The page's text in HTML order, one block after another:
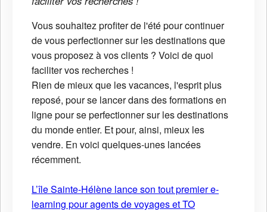
Vous souhaitez profiter de l'été pour continuer
de vous perfectionner sur les destinations que
vous proposez à vos clients ? Voici de quoi
faciliter vos recherches !
Rien de mieux que les vacances, l'esprit plus
reposé, pour se lancer dans des formations en
ligne pour se perfectionner sur les destinations
du monde entier. Et pour, ainsi, mieux les
vendre. En voici quelques-unes lancées
récemment.
L’île Sainte-Hélène lance son tout premier e-
learning pour agents de voyages et TO